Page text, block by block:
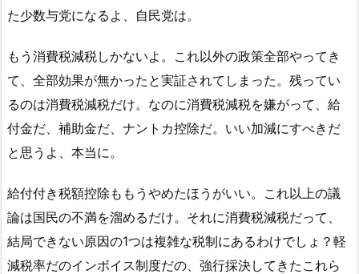
た少数与党になるよ、自民党は。
もう消費税減税しかないよ。これ以外の政策全部やってき
て、全部効果が無かったと実証されてしまった。残ってい
るのは消費税減税だけ。なのに消費税減税を嫌がって、給
付金だ、補助金だ、ナントカ控除だ。いい加減にすべきだ
と思うよ、本当に。
給付付き税額控除ももうやめたほうがいい。これ以上の議
論は国民の不満を溜めるだけ。それに消費税減税だって、
結局できない原因の1つは複雑な税制にあるわけでしょ？軽
減税率だのインボイス制度だの、強行採決してきたこれら